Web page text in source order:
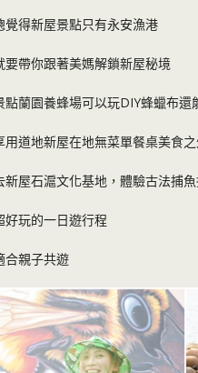
覺得新屋景點只有永安漁港
要帶你跟著美媽解鎖新屋秘境
點蘭園養蜂場可以玩DIY蜂蠟布
用道地新屋在地無菜單餐桌美食
新屋石滬文化基地，體驗古法捕
好玩的一日遊行程
合親子共遊